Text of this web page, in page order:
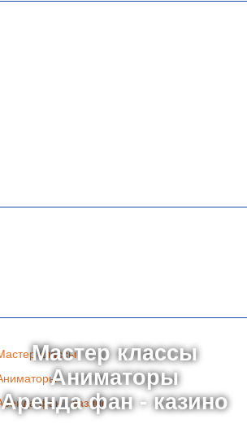
Мастер классы
Аниматоры
Аренда фан - казино